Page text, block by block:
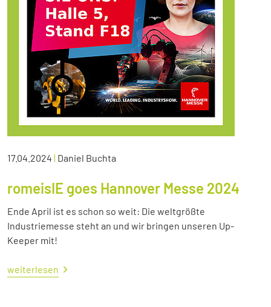
17.04.2024 | Daniel Buchta
romeisIE goes Hannover Messe 2024
Ende April ist es schon so weit: Die weltgrößte
Industriemesse steht an und wir bringen unseren Up-
Keeper mit!
weiterlesen